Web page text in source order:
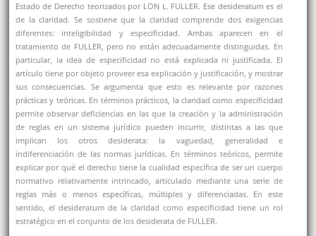
Estado de Derecho teorizados por LON L. FULLER. Ese desideratum es el
de la claridad. Se sostiene que la claridad comprende dos exigencias
diferentes: inteligibilidad y especificidad. Ambas aparecen en el
tratamiento de FULLER, pero no están adecuadamente distinguidas. En
particular, la idea de especificidad no está explicada ni justificada. El
artículo tiene por objeto proveer esa explicación y justificación, y mostrar
sus consecuencias. Se argumenta que esto es relevante por razones
prácticas y teóricas. En términos prácticos, la claridad como especificidad
permite observar deficiencias en las que la creación y la administración
de reglas en un sistema jurídico pueden incurrir, distintas a las que
implican los otros desiderata: la vaguedad, generalidad e
indiferenciación de las normas jurídicas. En términos teóricos, permite
explicar por qué el derecho tiene la cualidad específica de ser un cuerpo
normativo relativamente intrincado, articulado mediante una serie de
reglas más o menos específicas, múltiples y diferenciadas. En este
sentido, el desideratum de la claridad como especificidad tiene un rol
estratégico en el conjunto de los desiderata de FULLER.